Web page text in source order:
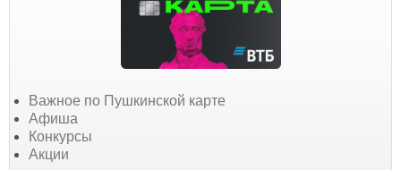
Важное по Пушкинской карте
Афиша
Конкурсы
Акции